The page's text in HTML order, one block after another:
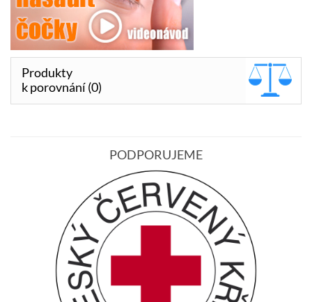
Produkty
k porovnání (0)
PODPORUJEME